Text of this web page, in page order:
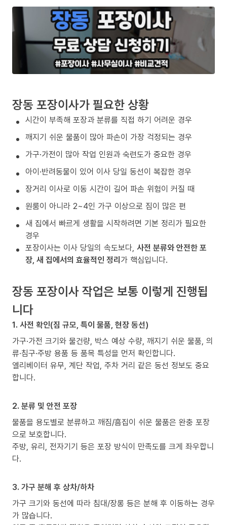
장동 포장이사가 필요한 상황
시간이 부족해 포장과 분류를 직접 하기 어려운 경우
깨지기 쉬운 물품이 많아 파손이 가장 걱정되는 경우
가구·가전이 많아 작업 인원과 숙련도가 중요한 경우
아이·반려동물이 있어 이사 당일 동선이 복잡한 경우
장거리 이사로 이동 시간이 길어 파손 위험이 커질 때
원룸이 아니라 2~4인 가구 이상으로 짐이 많은 편
새 집에서 빠르게 생활을 시작하려면 기본 정리가 필요한
경우
포장이사는 이사 당일의 속도보다, 사전 분류와 안전한 포
장, 새 집에서의 효율적인 정리가 핵심입니다.
장동 포장이사 작업은 보통 이렇게 진행됩
니다
1. 사전 확인(짐 규모, 특이 물품, 현장 동선)
가구·가전 크기와 물건량, 박스 예상 수량, 깨지기 쉬운 물품, 의
류·침구·주방 용품 등 품목 특성을 먼저 확인합니다.
엘리베이터 유무, 계단 작업, 주차 거리 같은 동선 정보도 중요
합니다.
2. 분류 및 안전 포장
물품을 용도별로 분류하고 깨짐/흠집이 쉬운 물품은 완충 포장
으로 보호합니다.
주방, 유리, 전자기기 등은 포장 방식이 만족도를 크게 좌우합니
다.
3. 가구 분해 후 상차/하차
가구 크기와 동선에 따라 침대/장롱 등은 분해 후 이동하는 경우
가 많습니다.